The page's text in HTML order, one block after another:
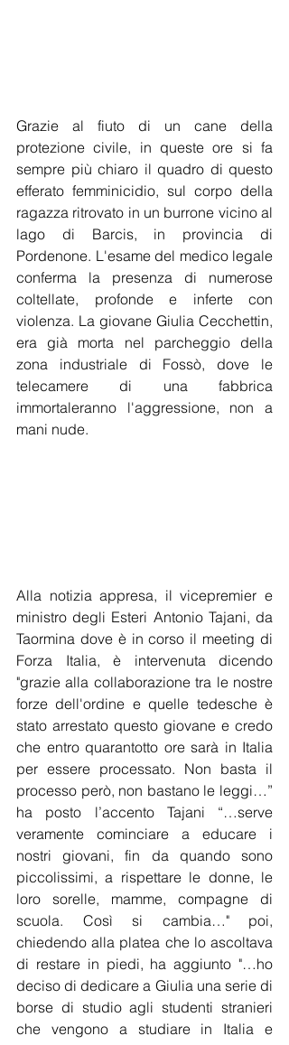
Grazie al fiuto di un cane della
protezione civile, in queste ore si fa
sempre più chiaro il quadro di questo
efferato femminicidio, sul corpo della
ragazza ritrovato in un burrone vicino al
lago di Barcis, in provincia di
Pordenone. L'esame del medico legale
conferma la presenza di numerose
coltellate, profonde e inferte con
violenza. La giovane Giulia Cecchettin,
era già morta nel parcheggio della
zona industriale di Fossò, dove le
telecamere di una fabbrica
immortaleranno l'aggressione, non a
mani nude.
Alla notizia appresa, il vicepremier e
ministro degli Esteri Antonio Tajani, da
Taormina dove è in corso il meeting di
Forza Italia, è intervenuta dicendo
"grazie alla collaborazione tra le nostre
forze dell'ordine e quelle tedesche è
stato arrestato questo giovane e credo
che entro quarantotto ore sarà in Italia
per essere processato. Non basta il
processo però, non bastano le leggi…”
ha posto l’accento Tajani “…serve
veramente cominciare a educare i
nostri giovani, fin da quando sono
piccolissimi, a rispettare le donne, le
loro sorelle, mamme, compagne di
scuola. Così si cambia…" poi,
chiedendo alla platea che lo ascoltava
di restare in piedi, ha aggiunto "…ho
deciso di dedicare a Giulia una serie di
borse di studio agli studenti stranieri
che vengono a studiare in Italia e